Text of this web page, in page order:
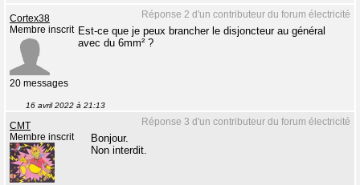
Réponse 2 d'un contributeur du forum électricité
Cortex38
Membre inscrit
20 messages
Est-ce que je peux brancher le disjoncteur au général
avec du 6mm² ?
16 avril 2022 à 21:13
Réponse 3 d'un contributeur du forum électricité
CMT
Membre inscrit
Bonjour.
Non interdit.